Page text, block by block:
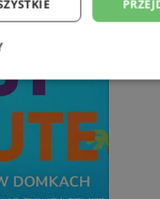
Niesklasyfikowane